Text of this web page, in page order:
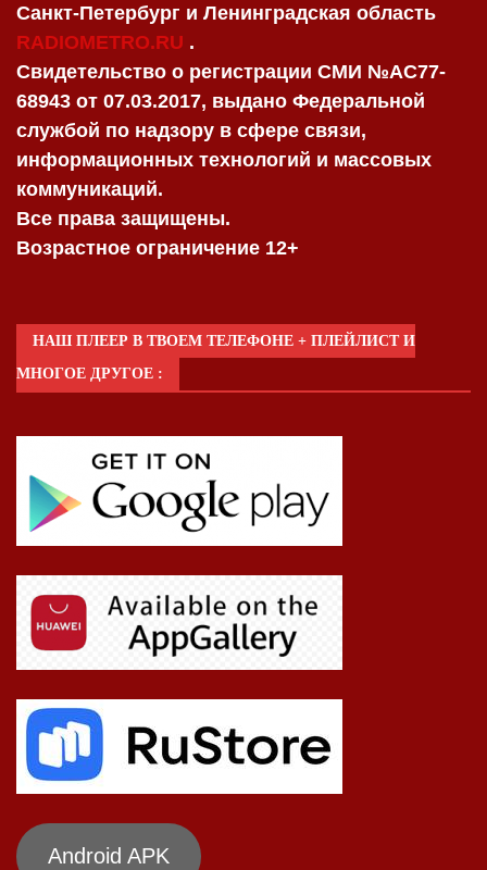
Санкт-Петербург и Ленинградская область
RADIOMETRO.RU .
Свидетельство о регистрации СМИ №AC77-
68943 от 07.03.2017, выдано Федеральной
службой по надзору в сфере связи,
информационных технологий и массовых
коммуникаций.
Все права защищены.
Возрастное ограничение 12+
НАШ ПЛЕЕР В ТВОЕМ ТЕЛЕФОНЕ + ПЛЕЙЛИСТ И
МНОГОЕ ДРУГОЕ :
Android APK